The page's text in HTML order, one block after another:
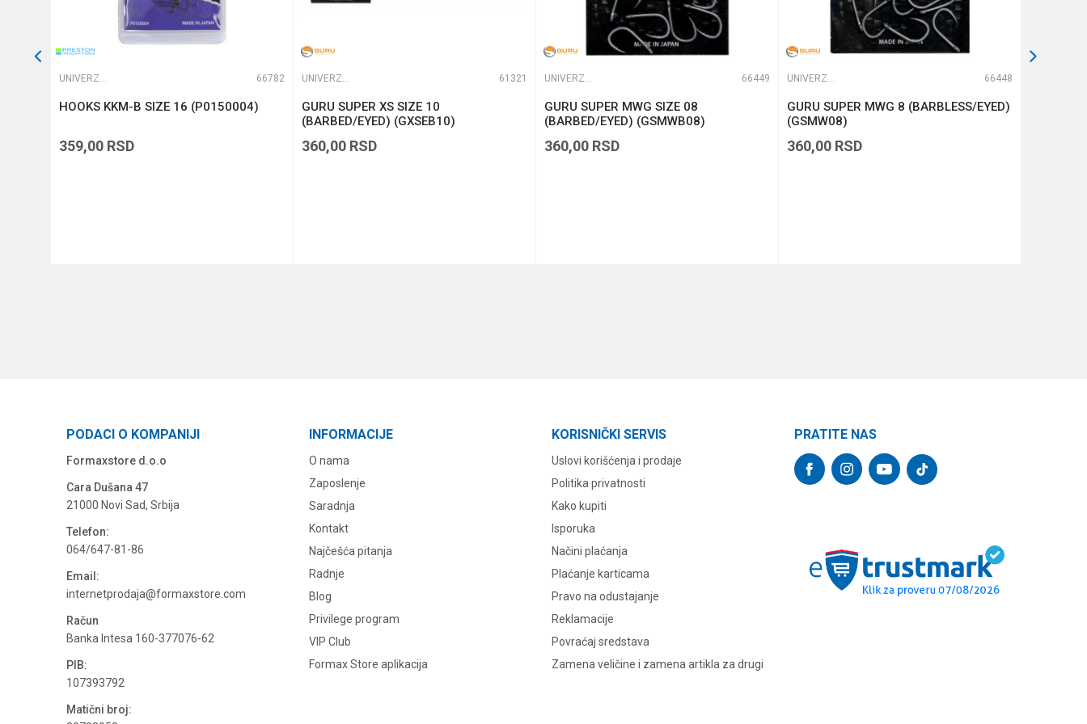
UNIVERZALNE UDICE 66782
HOOKS KKM-B SIZE 16 (P0150004)
359,00 RSD
UNIVERZALNE UDICE 61321
GURU SUPER XS SIZE 10
(BARBED/EYED) (GXSEB10)
360,00 RSD
UNIVERZALNE UDICE 66449
GURU SUPER MWG SIZE 08
(BARBED/EYED) (GSMWB08)
360,00 RSD
UNIVERZALNE UDICE 66448
GURU SUPER MWG 8 (BARBLESS/EYED)
(GSMW08)
360,00 RSD
PODACI O KOMPANIJI
Formaxstore d.o.o
Cara Dušana 47
21000 Novi Sad, Srbija
Telefon:
064/647-81-86
Email:
internetprodaja@formaxstore.com
Račun
Banka Intesa 160-377076-62
PIB:
107393792
Matični broj:
INFORMACIJE
O nama
Zaposlenje
Saradnja
Kontakt
Najčešća pitanja
Radnje
Blog
Privilege program
VIP Club
Formax Store aplikacija
KORISNIČKI SERVIS
Uslovi korišćenja i prodaje
Politika privatnosti
Kako kupiti
Isporuka
Načini plaćanja
Plaćanje karticama
Pravo na odustajanje
Reklamacije
Povraćaj sredstava
Zamena veličine i zamena artikla za drugi
PRATITE NAS